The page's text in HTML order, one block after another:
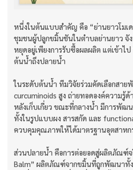
หนึ่งในต้นแบบสำคัญ คือ “ย่านยาวโมเ
ชุมชนผู้ปลูกขมิ้นชันในตำบลย่านยาว จั
หยุดอยู่เพียงการรับซื้อผลผลิต แต่เข้าไ
ต้นน้ำถึงปลายน้ำ
ในระดับต้นน้ำ ทีมวิจัยร่วมคัดเลือกสาย
curcuminoids สูง ถ่ายทอดองค์ความรู้
หลังเก็บเกี่ยว ขณะที่กลางน้ำ มีการพัฒน
ทั้งในรูปแบบผง สารสกัด และ
ควบคุมคุณภาพให้ได้มาตรฐานอุตสาหก
ส่วนปลายน้ำ คือการต่อยอดสู่ผลิตภัณฑ์จ
Balm” ผลิตภัณฑ์จากขมิ้นที่ถูกพัฒนาทั้